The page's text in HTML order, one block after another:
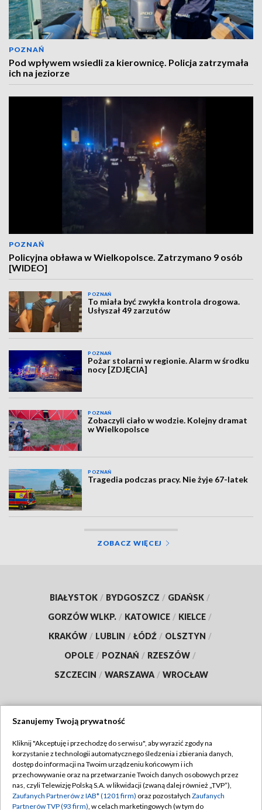
POZNAŃ
Pod wpływem wsiedli za kierownicę. Policja zatrzymała
ich na jeziorze
POZNAŃ
Policyjna obława w Wielkopolsce. Zatrzymano 9 osób
[WIDEO]
POZNAŃ
To miała być zwykła kontrola drogowa.
Usłyszał 49 zarzutów
POZNAŃ
Pożar stolarni w regionie. Alarm w środku
nocy [ZDJĘCIA]
POZNAŃ
Zobaczyli ciało w wodzie. Kolejny dramat
w Wielkopolsce
POZNAŃ
Tragedia podczas pracy. Nie żyje 67-latek
ZOBACZ WIĘCEJ
BIAŁYSTOK / BYDGOSZCZ / GDAŃSK /
GORZÓW WLKP. / KATOWICE / KIELCE /
KRAKÓW / LUBLIN / ŁÓDŹ / OLSZTYN /
OPOLE / POZNAŃ / RZESZÓW /
SZCZECIN / WARSZAWA / WROCŁAW
TVP
Abonament TVP
Emisja w TVP
Regulamin TVP
Polityka prywatności
Szanujemy Twoją prywatność
Kliknij "Akceptuję i przechodzę do serwisu", aby wyrazić zgody na
korzystanie z technologii automatycznego śledzenia i zbierania danych,
dostęp do informacji na Twoim urządzeniu końcowym i ich
przechowywanie oraz na przetwarzanie Twoich danych osobowych przez
nas, czyli Telewizję Polską S.A. w likwidacji (zwaną dalej również „TVP”),
Zaufanych Partnerów z IAB* (1201 firm) oraz pozostałych Zaufanych
Partnerów TVP (93 firm), w celach marketingowych (w tym do